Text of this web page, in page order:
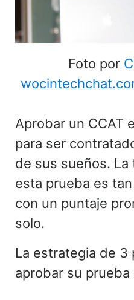
Foto por
Aprobar un CCAT
para ser
de sus sueños.
esta prueba es
con un puntaje
solo.
La estrategia de 3
aprobar su